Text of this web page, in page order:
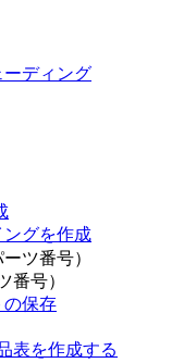
ーディング
グを作成
ツ番号）
番号）
の保存
表を作成する